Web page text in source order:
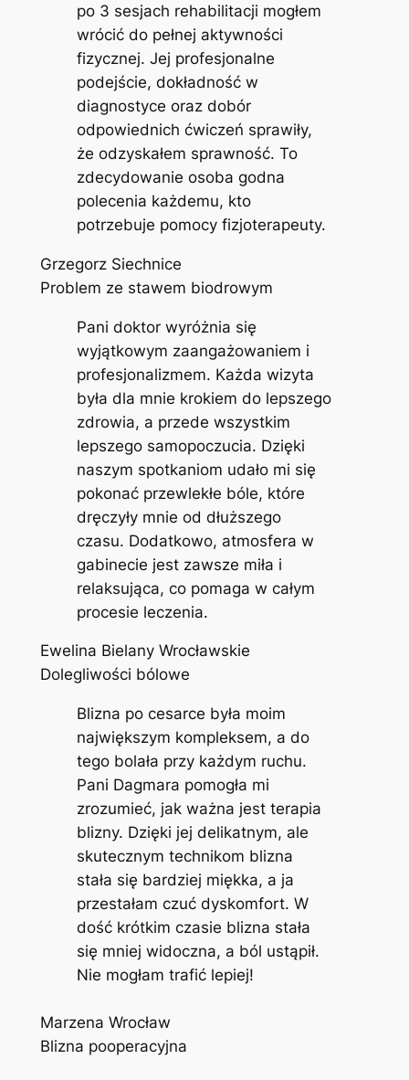
po 3 sesjach rehabilitacji mogłem
wrócić do pełnej aktywności
fizycznej. Jej profesjonalne
podejście, dokładność w
diagnostyce oraz dobór
odpowiednich ćwiczeń sprawiły,
że odzyskałem sprawność. To
zdecydowanie osoba godna
polecenia każdemu, kto
potrzebuje pomocy fizjoterapeuty.
Grzegorz Siechnice
Problem ze stawem biodrowym
Pani doktor wyróżnia się
wyjątkowym zaangażowaniem i
profesjonalizmem. Każda wizyta
była dla mnie krokiem do lepszego
zdrowia, a przede wszystkim
lepszego samopoczucia. Dzięki
naszym spotkaniom udało mi się
pokonać przewlekłe bóle, które
dręczyły mnie od dłuższego
czasu. Dodatkowo, atmosfera w
gabinecie jest zawsze miła i
relaksująca, co pomaga w całym
procesie leczenia.
Ewelina Bielany Wrocławskie
Dolegliwości bólowe
Blizna po cesarce była moim
największym kompleksem, a do
tego bolała przy każdym ruchu.
Pani Dagmara pomogła mi
zrozumieć, jak ważna jest terapia
blizny. Dzięki jej delikatnym, ale
skutecznym technikom blizna
stała się bardziej miękka, a ja
przestałam czuć dyskomfort. W
dość krótkim czasie blizna stała
się mniej widoczna, a ból ustąpił.
Nie mogłam trafić lepiej!
Marzena Wrocław
Blizna pooperacyjna